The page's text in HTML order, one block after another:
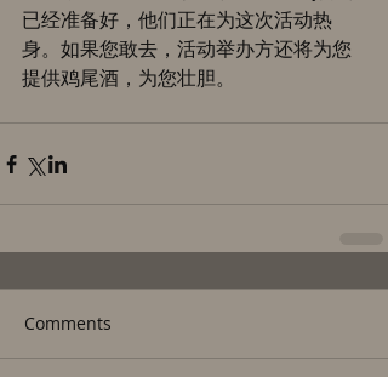
已经准备好，他们正在为这次活动热
身。如果您敢去，活动举办方还将为您
提供鸡尾酒，为您壮胆。
Comments